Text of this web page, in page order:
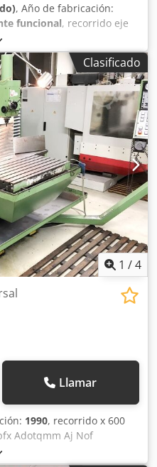
, Año de fabricación:
funcional, recorrido eje
(máx.):5.000 rpm,
, longitud de la mesa:
mm, tipo de corriente de
900 mm, ancho total:530
5.000 rpm
, velocidad de
de la garantía: 3 meses,
ajuste continuo
/ manual,
Deckel FP 4-60T
11, año de fabricación
FP 4-60T Estado:
de herramientas:
Si tiene preguntas o
en enviarnos un
Clasificado
1 /4
Llamar
1990, recorrido x 600
Adotqmm Aj Nof
355 Heidenhain Husillo